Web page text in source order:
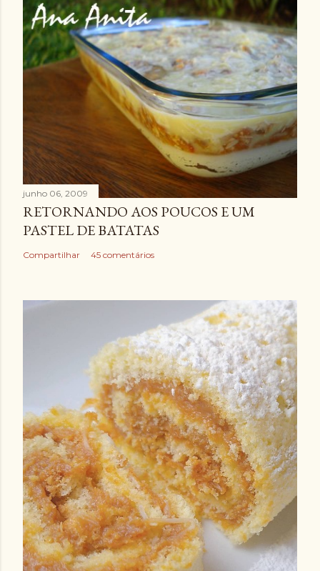
junho 06, 2009
RETORNANDO AOS POUCOS E UM
PASTEL DE BATATAS
Compartilhar 45 comentários